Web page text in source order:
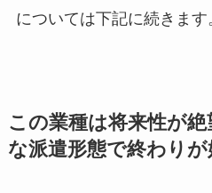
については下記に続きます
この業種は将来性が
な派遣形態で終わり